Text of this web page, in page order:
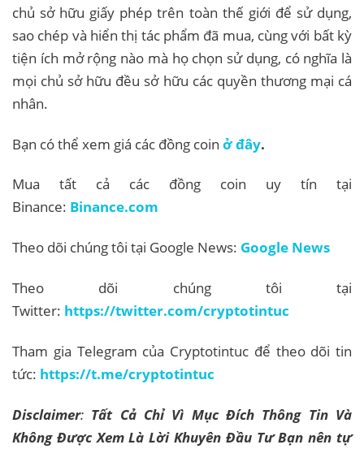
chủ sở hữu giấy phép trên toàn thế giới để sử dụng,
sao chép và hiển thị tác phẩm đã mua, cùng với bất kỳ
tiện ích mở rộng nào mà họ chọn sử dụng, có nghĩa là
mọi chủ sở hữu đều sở hữu các quyền thương mại cá
nhân.
Bạn có thể xem giá các đồng coin ở đây.
Mua tất cả các đồng coin uy tín tại
Binance: Binance.com
Theo dõi chúng tôi tại Google News: Google News
Theo dõi chúng tôi tại
Twitter: https://twitter.com/cryptotintuc
Tham gia Telegram của Cryptotintuc để theo dõi tin
tức: https://t.me/cryptotintuc
Disclaimer: Tất Cả Chỉ Vì Mục Đích Thông Tin Và
Không Được Xem Là Lời Khuyên Đầu Tư Bạn nên tự